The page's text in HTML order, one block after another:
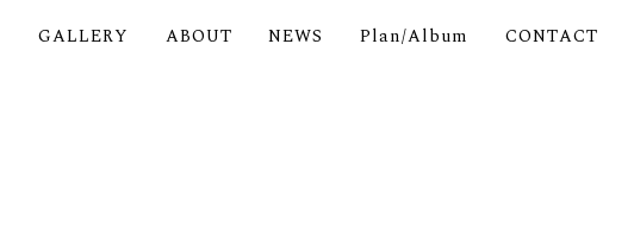
GALLERY ABOUT NEWS Plan/Album CONTACT